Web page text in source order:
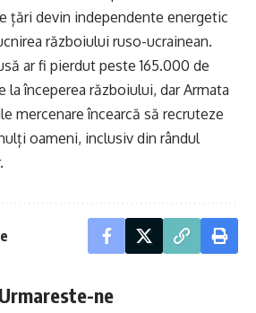
țări devin independente energetic
războiului ruso-ucrainean.
ar fi pierdut peste 165.000 de
la începerea războiului, dar Armata
mercenare încearcă să recruteze
oameni, inclusiv din rândul
Urmareste-ne